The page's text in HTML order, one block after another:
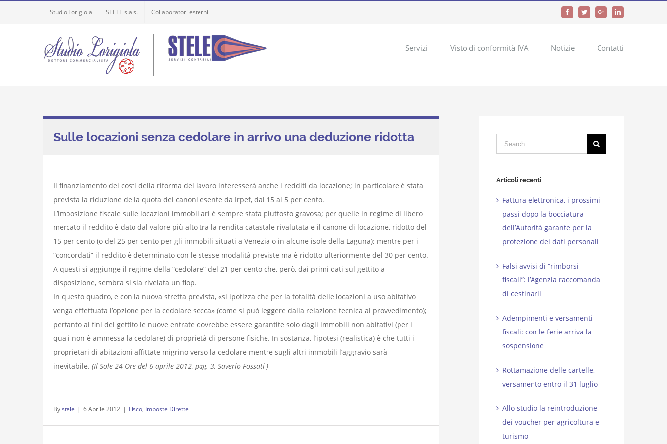
Studio Lorigiola STELE s.a.s. Collaboratori esterni FacebookTwitterGoogle+LinkedIn
Servizi Visto di conformità IVA Notizie Contatti
Sulle locazioni senza cedolare in arrivo una deduzione ridotta
Il finanziamento dei costi della riforma del lavoro interesserà anche i redditi da locazione; in particolare è stata
prevista la riduzione della quota dei canoni esente da Irpef, dal 15 al 5 per cento.
L’imposizione fiscale sulle locazioni immobiliari è sempre stata piuttosto gravosa; per quelle in regime di libero
mercato il reddito è dato dal valore più alto tra la rendita catastale rivalutata e il canone di locazione, ridotto del
15 per cento (o del 25 per cento per gli immobili situati a Venezia o in alcune isole della Laguna); mentre per i
“concordati” il reddito è determinato con le stesse modalità previste ma è ridotto ulteriormente del 30 per cento.
A questi si aggiunge il regime della “cedolare” del 21 per cento che, però, dai primi dati sul gettito a
disposizione, sembra si sia rivelata un flop.
In questo quadro, e con la nuova stretta prevista, «si ipotizza che per la totalità delle locazioni a uso abitativo
venga effettuata l’opzione per la cedolare secca» (come si può leggere dalla relazione tecnica al provvedimento);
pertanto ai fini del gettito le nuove entrate dovrebbe essere garantite solo dagli immobili non abitativi (per i
quali non è ammessa la cedolare) di proprietà di persone fisiche. In sostanza, l’ipotesi (realistica) è che tutti i
proprietari di abitazioni affittate migrino verso la cedolare mentre sugli altri immobili l’aggravio sarà
inevitabile. (Il Sole 24 Ore del 6 aprile 2012, pag. 3, Saverio Fossati )
Bystele | 6 Aprile 2012 | Fisco, Imposte Dirette
Search
for:
Articoli recenti
Fattura elettronica, i prossimi
passi dopo la bocciatura
dell’Autorità garante per la
protezione dei dati personali
Falsi avvisi di “rimborsi
fiscali”: l’Agenzia raccomanda
di cestinarli
Adempimenti e versamenti
fiscali: con le ferie arriva la
sospensione
Rottamazione delle cartelle,
versamento entro il 31 luglio
Allo studio la reintroduzione
dei voucher per agricoltura e
turismo